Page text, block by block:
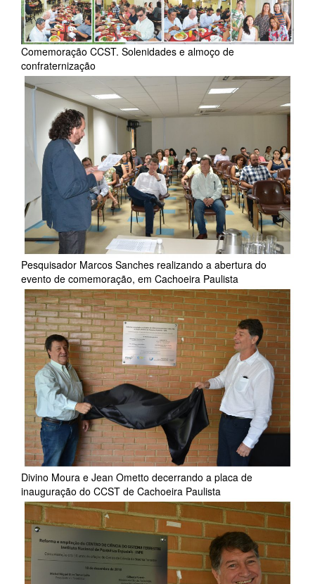
Comemoração CCST. Solenidades e almoço de
confraternização
Pesquisador Marcos Sanches realizando a abertura do
evento de comemoração, em Cachoeira Paulista
Divino Moura e Jean Ometto decerrando a placa de
inauguração do CCST de Cachoeira Paulista